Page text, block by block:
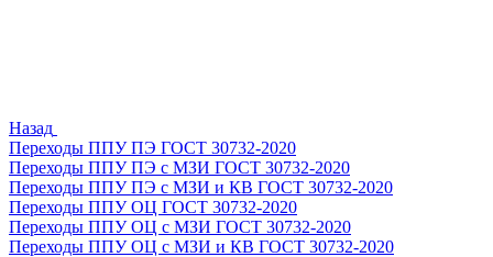
Назад
Переходы ППУ ПЭ ГОСТ 30732-2020
Переходы ППУ ПЭ с МЗИ ГОСТ 30732-2020
Переходы ППУ ПЭ с МЗИ и КВ ГОСТ 30732-2020
Переходы ППУ ОЦ ГОСТ 30732-2020
Переходы ППУ ОЦ с МЗИ ГОСТ 30732-2020
Переходы ППУ ОЦ с МЗИ и КВ ГОСТ 30732-2020